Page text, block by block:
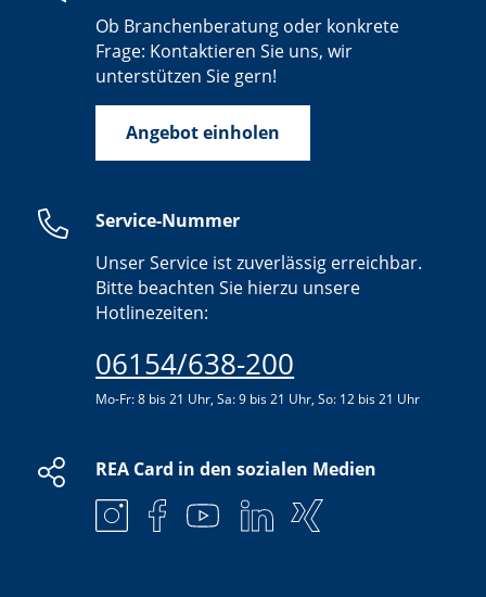
Ob Branchenberatung oder konkrete
Frage: Kontaktieren Sie uns, wir
unterstützen Sie gern!
Angebot einholen
Service-Nummer
Unser Service ist zuverlässig erreichbar.
Bitte beachten Sie hierzu unsere
Hotlinezeiten:
06154/638-200
Mo-Fr: 8 bis 21 Uhr, Sa: 9 bis 21 Uhr, So: 12 bis 21 Uhr
REA Card in den sozialen Medien